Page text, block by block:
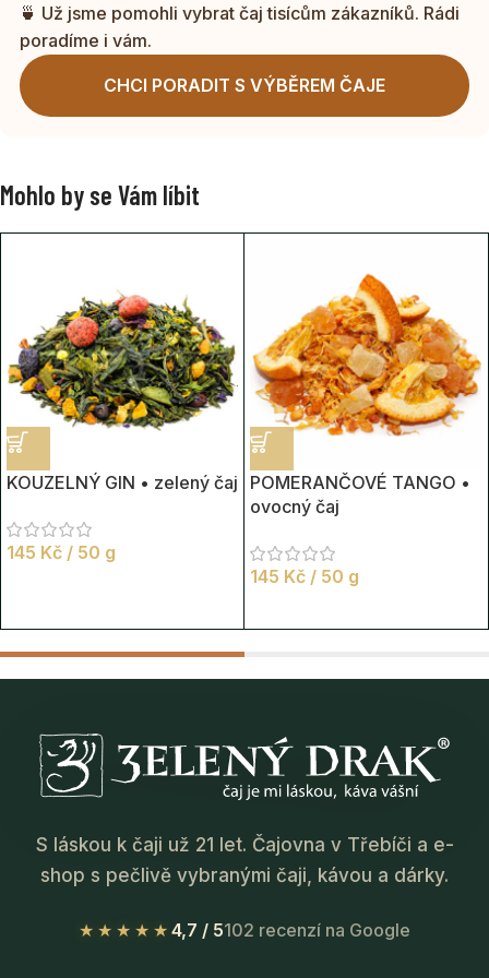
🍵 Už jsme pomohli vybrat čaj tisícům zákazníků. Rádi
poradíme i vám.
CHCI PORADIT S VÝBĚREM ČAJE
Mohlo by se Vám líbit
KOUZELNÝ GIN • zelený čaj
145 Kč / 50 g
POMERANČOVÉ TANGO •
ovocný čaj
145 Kč / 50 g
S láskou k čaji už 21 let. Čajovna v Třebíči a e-
shop s pečlivě vybranými čaji, kávou a dárky.
★★★★★ 4,7 / 5102 recenzí na Google